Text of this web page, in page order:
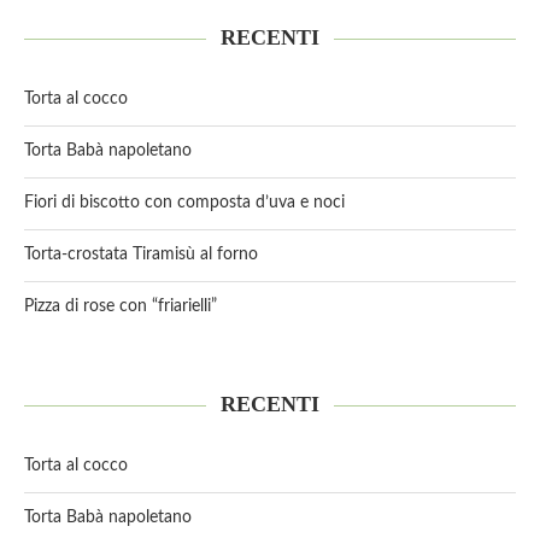
RECENTI
Torta al cocco
Torta Babà napoletano
Fiori di biscotto con composta d’uva e noci
Torta-crostata Tiramisù al forno
Pizza di rose con “friarielli”
RECENTI
Torta al cocco
Torta Babà napoletano